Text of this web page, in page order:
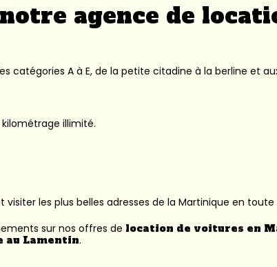
agence de
catégories A à E, de la petite citadine à la berline et
illimité.
visiter les plus belles adresses de la Martinique en
sur nos offres de location de voitures en
au Lamentin.